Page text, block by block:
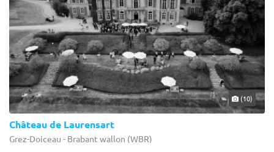
(10)
Château de Laurensart
Grez-Doiceau - Brabant wallon (WBR)